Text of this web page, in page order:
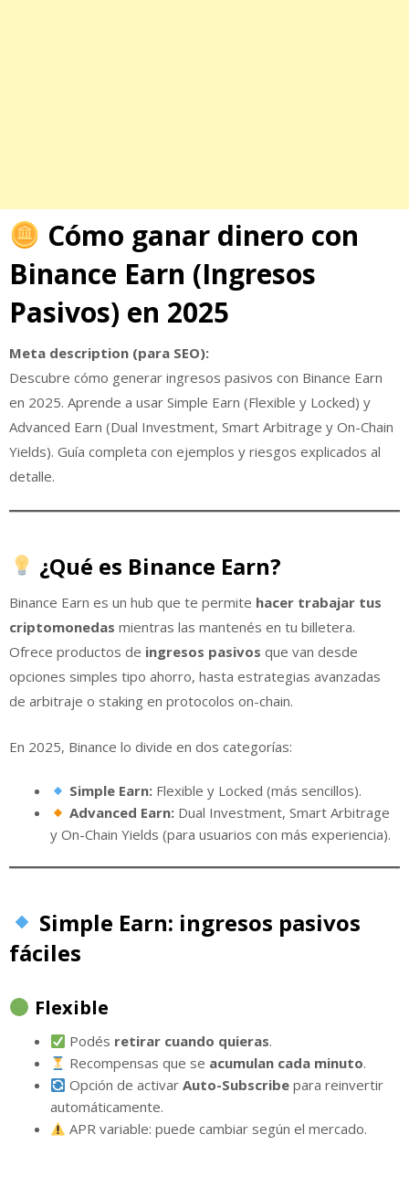
Cómo ganar dinero con
Binance Earn (Ingresos
Pasivos) en 2025
Meta description (para SEO):
Descubre cómo generar ingresos pasivos con Binance Earn
en 2025. Aprende a usar Simple Earn (Flexible y Locked) y
Advanced Earn (Dual Investment, Smart Arbitrage y On-Chain
Yields). Guía completa con ejemplos y riesgos explicados al
detalle.
¿Qué es Binance Earn?
Binance Earn es un hub que te permite hacer trabajar tus
criptomonedas mientras las mantenés en tu billetera.
Ofrece productos de ingresos pasivos que van desde
opciones simples tipo ahorro, hasta estrategias avanzadas
de arbitraje o staking en protocolos on-chain.
En 2025, Binance lo divide en dos categorías:
Simple Earn: Flexible y Locked (más sencillos).
Advanced Earn: Dual Investment, Smart Arbitrage
y On-Chain Yields (para usuarios con más experiencia).
Simple Earn: ingresos pasivos
fáciles
Flexible
Podés retirar cuando quieras.
Recompensas que se acumulan cada minuto.
Opción de activarAuto-Subscribe para reinvertir
automáticamente.
APR variable: puede cambiar según el mercado.